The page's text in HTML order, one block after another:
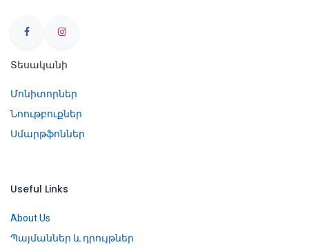
Տեսականի
Մոնիտորներ
Նոութբուքներ
Սմարթֆոններ
Useful Links
About Us
Պայմաններ և դրույթներ